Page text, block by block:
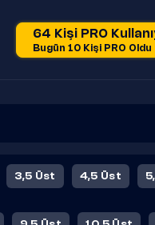
64 Kişi PRO
Bugün 10 Kişi PRO Oldu
3,5 Üst 4,5 Üst